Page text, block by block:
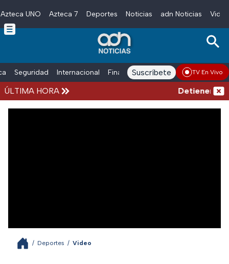
Skip to main content
Azteca UNO Azteca 7 Deportes Noticias adn Noticias
Seguridad Internacional Finanzas adn Noticias Radio
Suscríbete TV En Vivo
ÚLTIMA HORA Detienen al
/ Deportes / Video